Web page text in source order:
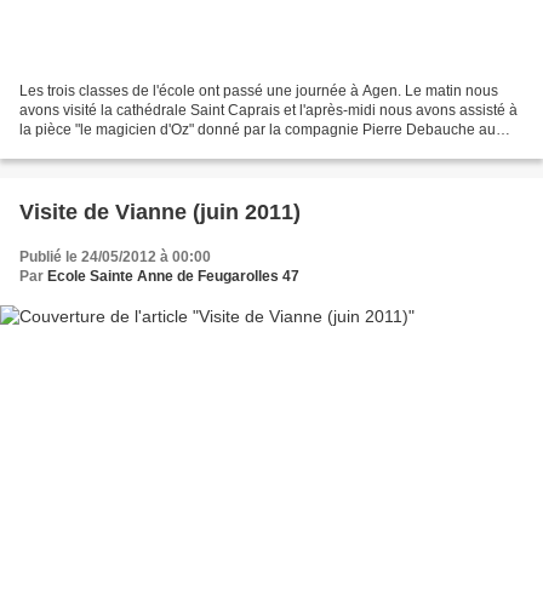
Les trois classes de l'école ont passé une journée à Agen. Le matin nous
avons visité la cathédrale Saint Caprais et l'après-midi nous avons assisté à
la pièce "le magicien d'Oz" donné par la compagnie Pierre Debauche au
Visite de Vianne (juin 2011)
Publié le 24/05/2012 à 00:00
Par Ecole Sainte Anne de Feugarolles 47